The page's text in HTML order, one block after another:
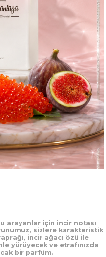
arayanlar için incir notası
sizlere karakteristik
incir ağacı özü ile
yürüyecek ve etrafınızda
bir parfüm.